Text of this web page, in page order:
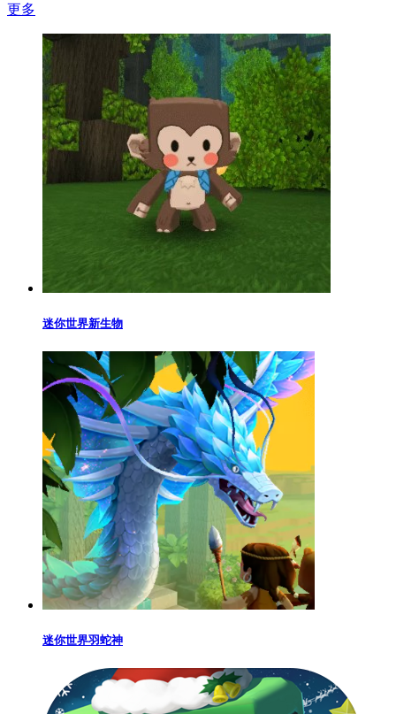
更多
迷你世界新生物
迷你世界羽蛇神